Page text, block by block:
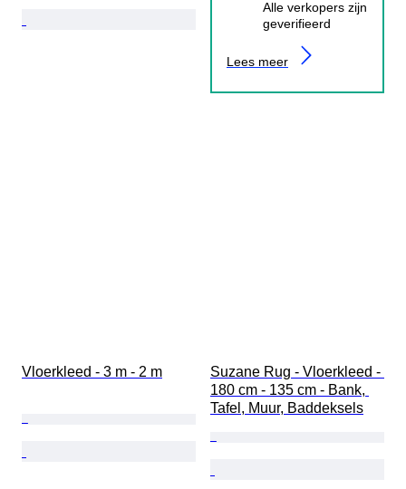
Alle verkopers zijn
geverifieerd
Lees meer
Vloerkleed - 3 m - 2 m
Suzane Rug - Vloerkleed -
180 cm - 135 cm - Bank,
Tafel, Muur, Baddeksels